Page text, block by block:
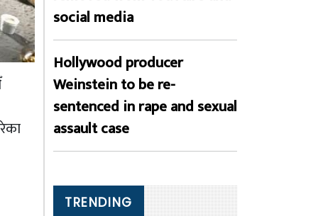
social media
Hollywood producer
Weinstein to be re-
sentenced in rape and sexual
assault case
TRENDING